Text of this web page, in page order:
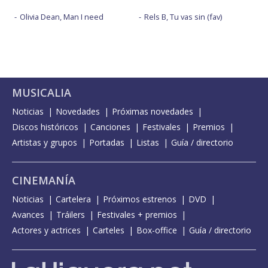
Olivia Dean, Man I need Rels B, Tu vas sin (fav)
MUSICALIA
Noticias Novedades
Próximas novedades
Discos históricos
Canciones Festivales
Premios
Artistas y grupos
Portadas Listas Guía / directorio
CINEMANÍA
Noticias Cartelera Próximos estrenos
DVD
Avances
Tráilers
Festivales + premios
Actores y actrices
Carteles Box-office Guía / directorio